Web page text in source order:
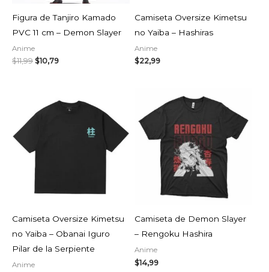
Figura de Tanjiro Kamado
PVC 11 cm – Demon Slayer
Anime
$11,99 $10,79
Camiseta Oversize Kimetsu
no Yaiba – Hashiras
Anime
$22,99
Camiseta Oversize Kimetsu
no Yaiba – Obanai Iguro
Pilar de la Serpiente
Anime
Camiseta de Demon Slayer
– Rengoku Hashira
Anime
$14,99